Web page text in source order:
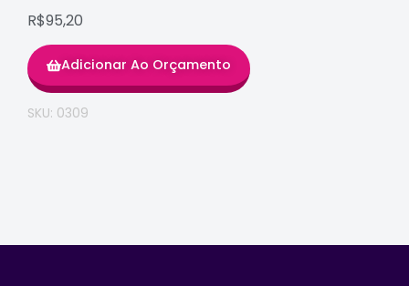
R$95,20
Adicionar Ao Orçamento
SKU: 0309